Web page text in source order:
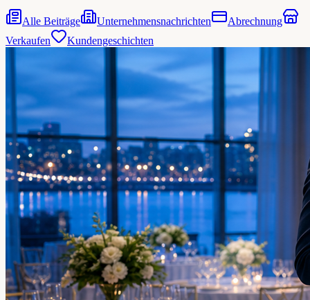
Alle Beiträge Unternehmensnachrichten
Abrechnung
Verkaufen
Kundengeschichten